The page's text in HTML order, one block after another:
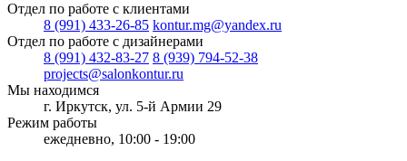
Отдел по работе с клиентами
8 (991) 433-26-85 kontur.mg@yandex.ru
Отдел по работе с дизайнерами
8 (991) 432-83-27 8 (939) 794-52-38
projects@salonkontur.ru
Мы находимся
г. Иркутск, ул. 5-й Армии 29
Режим работы
ежедневно, 10:00 - 19:00